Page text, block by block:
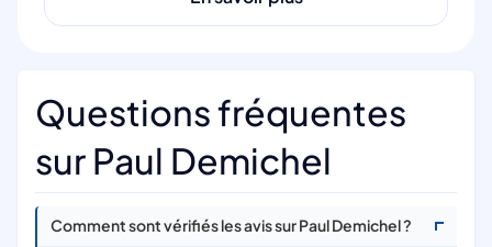
Questions fréquentes
sur Paul Demichel
Comment sont vérifiés les avis sur Paul Demichel ?